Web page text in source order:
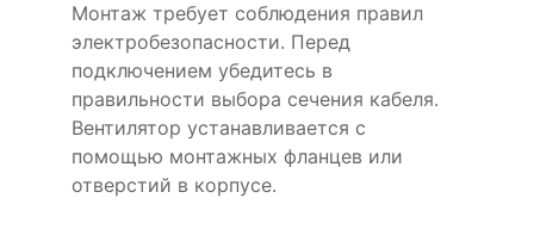
Монтаж требует соблюдения правил
электробезопасности. Перед
подключением убедитесь в
правильности выбора сечения кабеля.
Вентилятор устанавливается с
помощью монтажных фланцев или
отверстий в корпусе.